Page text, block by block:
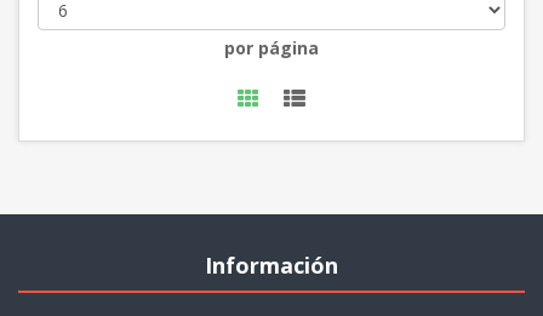
por página
Información